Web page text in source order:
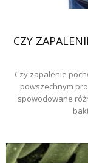
CZY
Czy zapalenie
powszechnym
spowodowane